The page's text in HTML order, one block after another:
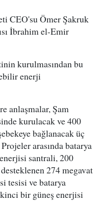
CEO'su Ömer Şakruk
İbrahim el-Emir
kurulmasından bu
enerji
anlaşmalar, Şam
kurulacak ve 400
bağlanacak üç
arasında batarya
santrali, 200
274 megavat
tesisi ve batarya
bir güneş enerjisi